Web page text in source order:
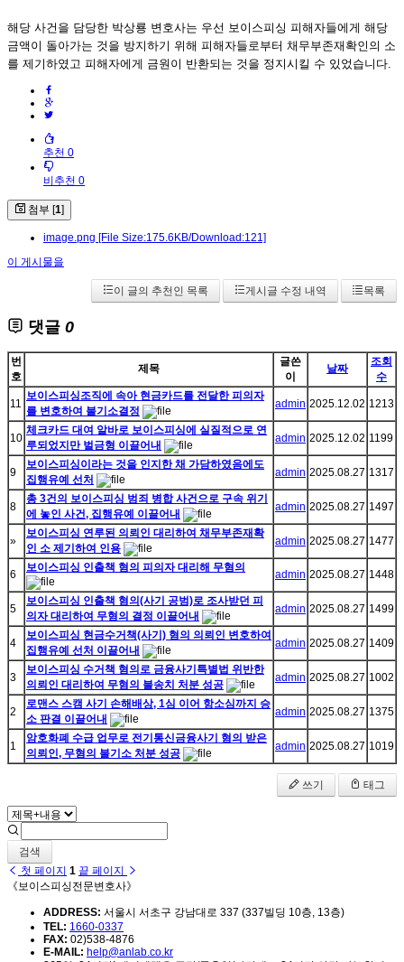
해당 사건을 담당한 박상룡 변호사는 우선 보이스피싱 피해자들에게 해당
금액이 돌아가는 것을 방지하기 위해 피해자들로부터 채무부존재확인의 소
를 제기하였고 피해자에게 금원이 반환되는 것을 정지시킬 수 있었습니다.
추천 0
비추천 0
첨부 [1]
image.png [File Size:175.6KB/Download:121]
이 게시물을
이 글의 추천인 목록 게시글 수정 내역 목록
댓글 0
번
호
제목
글쓴
이
날짜
조회
수
11
보이스피싱조직에 속아 현금카드를 전달한 피의자
를 변호하여 불기소결정
admin 2025.12.02 1213
10
체크카드 대여 알바로 보이스피싱에 실질적으로 연
루되었지만 벌금형 이끌어내
admin 2025.12.02 1199
9
보이스피싱이라는 것을 인지한 채 가담하였음에도
집행유예 선처
admin 2025.08.27 1317
8
총 3건의 보이스피싱 범죄 병합 사건으로 구속 위기
에 놓인 사건, 집행유예 이끌어내
admin 2025.08.27 1497
»
보이스피싱 연루된 의뢰인 대리하여 채무부존재확
인 소 제기하여 인용
admin 2025.08.27 1477
6
보이스피싱 인출책 혐의 피의자 대리해 무혐의
admin 2025.08.27 1448
5
보이스피싱 인출책 혐의(사기 공범)로 조사받던 피
의자 대리하여 무혐의 결정 이끌어내
admin 2025.08.27 1499
4
보이스피싱 현금수거책(사기) 혐의 의뢰인 변호하여
집행유예 선처 이끌어내
admin 2025.08.27 1409
3
보이스피싱 수거책 혐의로 금융사기특별법 위반한
의뢰인 대리하여 무혐의 불송치 처분 성공
admin 2025.08.27 1002
2
로맨스 스캠 사기 손해배상, 1심 이어 항소심까지 승
소 판결 이끌어내
admin 2025.08.27 1375
1
암호화폐 수급 업무로 전기통신금융사기 혐의 받은
의뢰인, 무혐의 불기소 처분 성공
admin 2025.08.27 1019
쓰기 태그
검색
첫 페이지 1 끝 페이지
《보이스피싱전문변호사》
ADDRESS: 서울시 서초구 강남대로 337 (337빌딩 10층, 13층)
TEL: 1660-0337
FAX: 02)538-4876
E-MAIL: help@anlab.co.kr